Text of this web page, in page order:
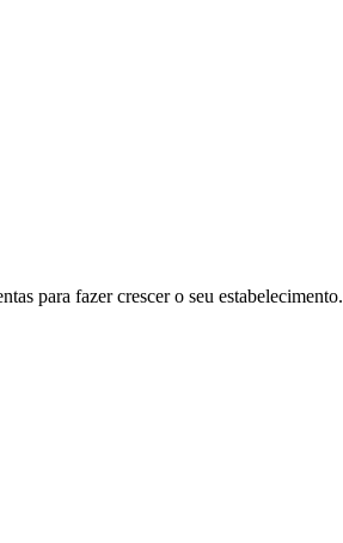
para fazer crescer o seu estabelecimento.